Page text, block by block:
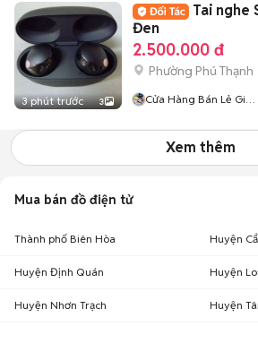
3 phút trước 3
Tai nghe
Đen
2.500.000 đ
Phường Phú Thạnh
Cửa Hàng Bán Lẻ Giá
Xem thêm
Mua bán đồ điện tử
Thành phố Biên Hòa Huyện
Huyện Định Quán Huyện
Huyện Nhơn Trạch Huyện